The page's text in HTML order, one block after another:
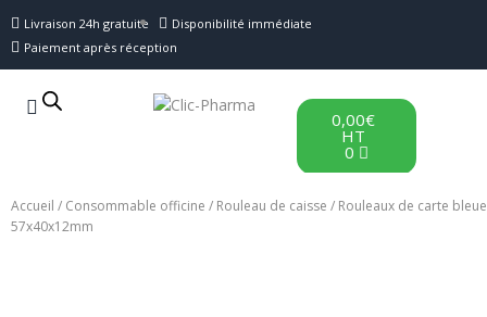
Livraison 24h gratuite
Disponibilité immédiate
Paiement après réception
0,00€
HT
0
Accueil / Consommable officine / Rouleau de caisse / Rouleaux de carte bleue
57x40x12mm